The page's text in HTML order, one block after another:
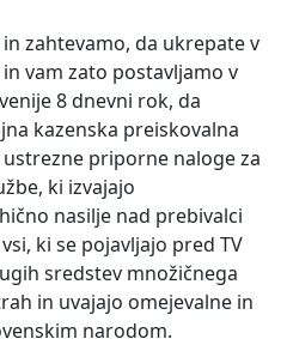
zahtevamo, da ukrepate v
vam zato postavljamo v
8 dnevni rok, da
kazenska preiskovalna
priporne naloge za
ki izvajajo
nasilje nad prebivalci
ki se pojavljajo pred TV
sredstev množičnega
in uvajajo omejevalne in
narodom.